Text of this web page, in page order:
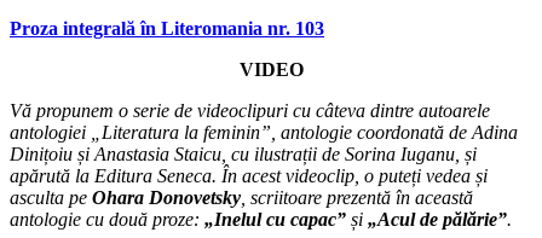
Proza integrală în Literomania nr. 103
VIDEO
Vă propunem o serie de videoclipuri cu câteva dintre autoarele
antologiei „Literatura la feminin”, antologie coordonată de Adina
Dinițoiu și Anastasia Staicu, cu ilustrații de Sorina Iuganu, și
apărută la Editura Seneca. În acest videoclip, o puteți vedea și
asculta pe Ohara Donovetsky, scriitoare prezentă în această
antologie cu două proze: „Inelul cu capac” și „Acul de pălărie”.